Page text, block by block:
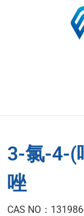
3-氯-4-(
唑
CAS NO：